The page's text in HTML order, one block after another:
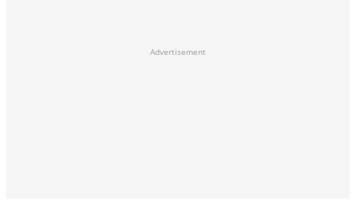
Advertisement